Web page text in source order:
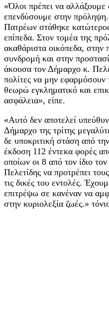
«Όλοι πρέπει να
επενδύσουμε στην
Πατρέων στάθηκε
επίπεδα. Στον τομέα της
ακαθάριστα οικόπεδα, στην
συνδρομή και στην
άκουσα τον Δήμαρχο κ.
πολίτες να μην εφαρμόσουν
θεωρώ εγκληματικό και
ασφάλεια», είπε.
«Αυτό δεν αποτελεί
Δήμαρχο της τρίτης
δε υποκριτική στάση από
έκδοση 112 έντεκα φορές
οποίων οι 8 από τον ίδιο
Πελετίδης να προτρέπει
τις δικές του εντολές.
επιτρέψω σε κανέναν να
στην κυριολεξία ζωές.»